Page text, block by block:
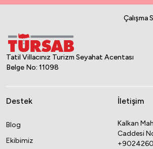
Çalışma
Tatil Villacınız Turizm Seyahat Acentası
Belge No: 11098
Destek
Blog
Ekibimiz
İletişim
Kalkan
Caddesi